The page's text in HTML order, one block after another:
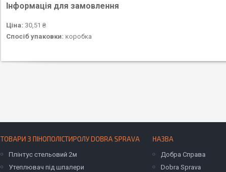
Інформація для замовлення
Ціна: 30,51 ₴
Спосіб упаковки: коробка
ТОВАРИ З ПІНОПОЛІСТИРОЛУ DOBRA SPRAVA
Плінтус стельовий 2м
Утеплювач під шпалери
НАЗВА
Добра Справа
Dobra Sprava